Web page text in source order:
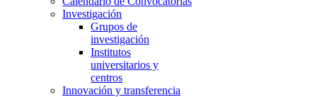
Investigación
Grupos de
investigación
Institutos
universitarios y
centros
Innovación y transferencia